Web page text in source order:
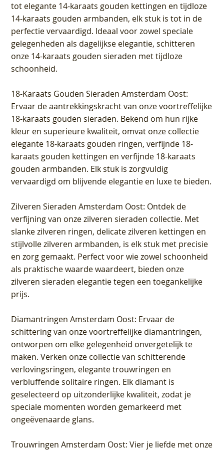
tot elegante 14-karaats gouden kettingen en tijdloze
14-karaats gouden armbanden, elk stuk is tot in de
perfectie vervaardigd. Ideaal voor zowel speciale
gelegenheden als dagelijkse elegantie, schitteren
onze 14-karaats gouden sieraden met tijdloze
schoonheid.
18-Karaats Gouden Sieraden Amsterdam Oost:
Ervaar de aantrekkingskracht van onze voortreffelijke
18-karaats gouden sieraden. Bekend om hun rijke
kleur en superieure kwaliteit, omvat onze collectie
elegante 18-karaats gouden ringen, verfijnde 18-
karaats gouden kettingen en verfijnde 18-karaats
gouden armbanden. Elk stuk is zorgvuldig
vervaardigd om blijvende elegantie en luxe te bieden.
Zilveren Sieraden Amsterdam Oost: Ontdek de
verfijning van onze zilveren sieraden collectie. Met
slanke zilveren ringen, delicate zilveren kettingen en
stijlvolle zilveren armbanden, is elk stuk met precisie
en zorg gemaakt. Perfect voor wie zowel schoonheid
als praktische waarde waardeert, bieden onze
zilveren sieraden elegantie tegen een toegankelijke
prijs.
Diamantringen Amsterdam Oost: Ervaar de
schittering van onze voortreffelijke diamantringen,
ontworpen om elke gelegenheid onvergetelijk te
maken. Verken onze collectie van schitterende
verlovingsringen, elegante trouwringen en
verbluffende solitaire ringen. Elk diamant is
geselecteerd op uitzonderlijke kwaliteit, zodat je
speciale momenten worden gemarkeerd met
ongeëvenaarde glans.
Trouwringen Amsterdam Oost: Vier je liefde met onze